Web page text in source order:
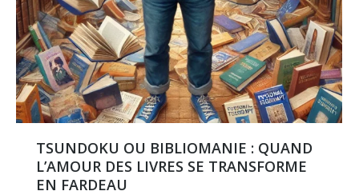
TSUNDOKU OU BIBLIOMANIE : QUAND
L’AMOUR DES LIVRES SE TRANSFORME
EN FARDEAU